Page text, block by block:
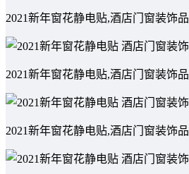
2021新年窗花静电贴,酒店门窗装饰品
2021新年窗花静电贴,酒店门窗装饰品
2021新年窗花静电贴,酒店门窗装饰品